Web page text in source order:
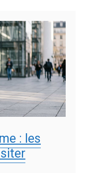
: les